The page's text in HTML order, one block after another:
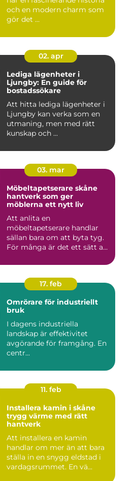
och en modern charm som
gör det ...
02. apr
Lediga lägenheter i
Ljungby: En guide för
bostadssökare
Att hitta lediga lägenheter i
Ljungby kan verka som en
utmaning, men med rätt
kunskap och ...
03. mar
Möbeltapetserare skåne
hantverk som ger
möblerna ett nytt liv
Att anlita en
möbeltapetserare handlar
sällan bara om att byta tyg.
För många är det ett sätt att
17. feb
Omrörare för industriellt
bruk
I dagens industriella
landskap är effektivitet
avgörande för framgång. En
centr...
11. feb
Installera kamin i skåne
trygg värme med rätt
hantverk
Att installera en kamin
handlar om mer än att bara
ställa in en snygg eldstad i
vardagsrummet. En vä...